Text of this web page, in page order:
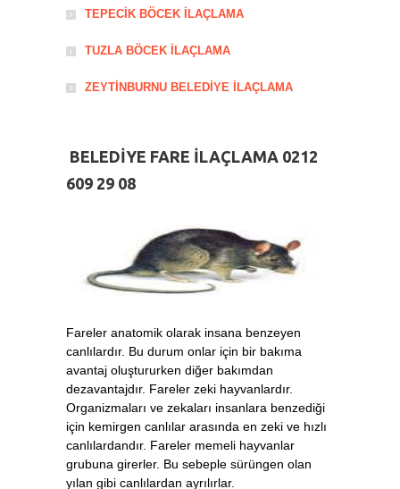
TEPECİK BÖCEK İLAÇLAMA
TUZLA BÖCEK İLAÇLAMA
ZEYTİNBURNU BELEDİYE İLAÇLAMA
BELEDİYE FARE İLAÇLAMA 0212
609 29 08
Fareler anatomik olarak insana benzeyen
canlılardır. Bu durum onlar için bir bakıma
avantaj oluştururken diğer bakımdan
dezavantajdır. Fareler zeki hayvanlardır.
Organizmaları ve zekaları insanlara benzediği
için kemirgen canlılar arasında en zeki ve hızlı
canlılardandır. Fareler memeli hayvanlar
grubuna girerler. Bu sebeple sürüngen olan
yılan gibi canlılardan ayrılırlar.